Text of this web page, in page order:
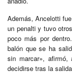
Además, Ancelotti
un penalti y tuvo
poco más por
balón que se ha
sin marcar», afirmó,
decidirse tras la